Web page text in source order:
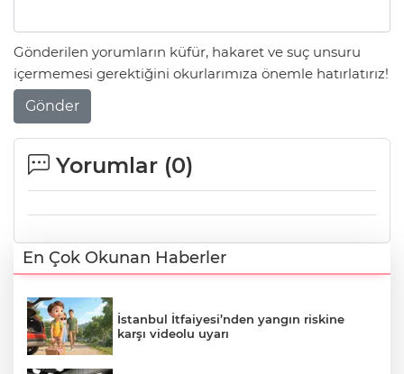
Gönderilen yorumların küfür, hakaret ve suç unsuru
içermemesi gerektiğini okurlarımıza önemle hatırlatırız!
Gönder
Yorumlar (0)
En Çok Okunan Haberler
İstanbul İtfaiyesi’nden yangın riskine
karşı videolu uyarı